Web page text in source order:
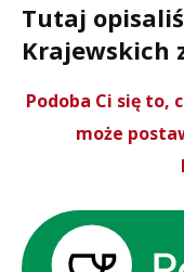
Tutaj
Krajewskich
Podoba Ci się to,
może